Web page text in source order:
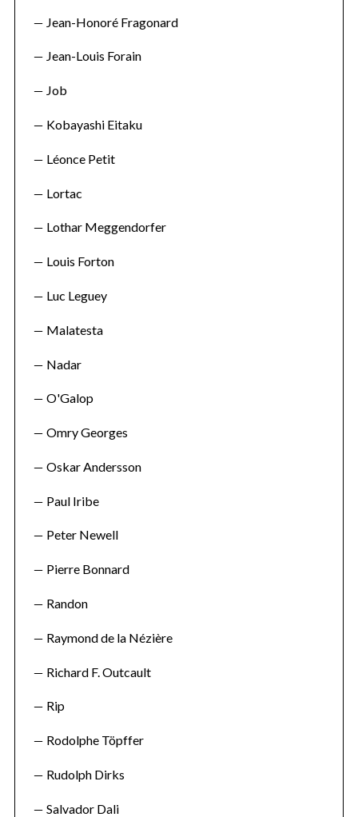
Jean-Honoré Fragonard
Jean-Louis Forain
Job
Kobayashi Eitaku
Léonce Petit
Lortac
Lothar Meggendorfer
Louis Forton
Luc Leguey
Malatesta
Nadar
O'Galop
Omry Georges
Oskar Andersson
Paul Iribe
Peter Newell
Pierre Bonnard
Randon
Raymond de la Nézière
Richard F. Outcault
Rip
Rodolphe Töpffer
Rudolph Dirks
Salvador Dali